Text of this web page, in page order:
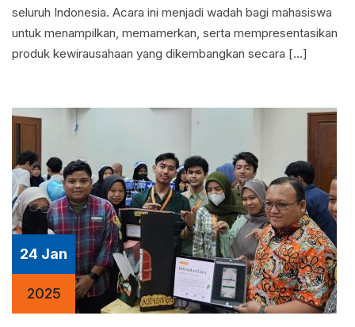
seluruh Indonesia. Acara ini menjadi wadah bagi mahasiswa
untuk menampilkan, memamerkan, serta mempresentasikan
produk kewirausahaan yang dikembangkan secara […]
24 Jan
2025